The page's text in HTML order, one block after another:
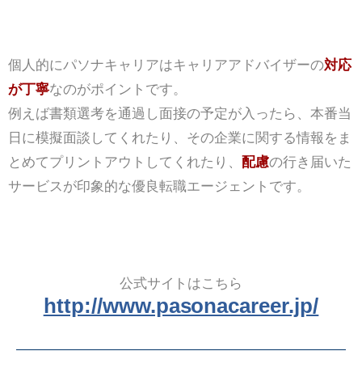
個人的にパソナキャリアはキャリアアドバイザーの対応
が丁寧なのがポイントです。
例えば書類選考を通過し面接の予定が入ったら、本番当
日に模擬面談してくれたり、その企業に関する情報をま
とめてプリントアウトしてくれたり、 配慮の行き届いた
サービスが印象的な優良転職エージェントです。
公式サイトはこちら
http://www.pasonacareer.jp/